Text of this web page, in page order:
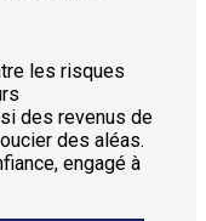
les risques
des revenus de
des aléas.
engagé à